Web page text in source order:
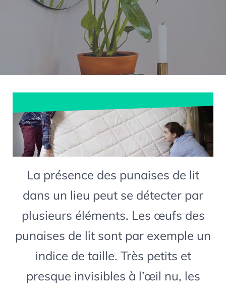
La présence des punaises de lit
dans un lieu peut se détecter par
plusieurs éléments. Les œufs des
punaises de lit sont par exemple un
indice de taille. Très petits et
presque invisibles à l’œil nu, les